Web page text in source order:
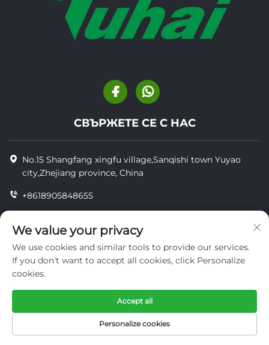
СВЪРЖЕТЕ СЕ С НАС
No.15 Shangfang xingfu village,Sanqishi town Yuyao
city,Zhejiang province, China
+8618905848655
[email protected]
поверителност
We value your privacy
We use cookies and similar tools to provide our services.
If you don't want to accept all cookies, click Personalize
cookies.
Personalize cookies
Accept all